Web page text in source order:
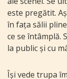
este pregătit.
în fața sălii
ce se întâmplă.
la public și cu
Își vede trupa